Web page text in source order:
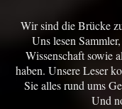
Wir sind die Brücke
Uns lesen
Wissenschaft sowie
haben. Unsere Leser
Sie alles rund ums
Und